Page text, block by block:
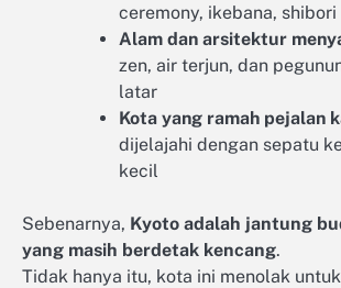
ceremony, ikebana, shibori
Alam dan arsitektur
zen, air terjun, dan
latar
Kota yang ramah pejalan
dijelajahi dengan sepatu
kecil
Sebenarnya, Kyoto adalah jantung
yang masih berdetak kencang.
Tidak hanya itu, kota ini menolak